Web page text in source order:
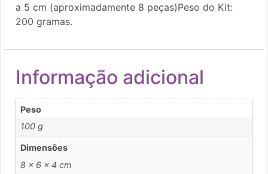
a 5 cm (aproximadamente 8 peças)Peso do Kit:
200 gramas.
Informação adicional
Peso
100 g
Dimensões
8 × 6 × 4 cm